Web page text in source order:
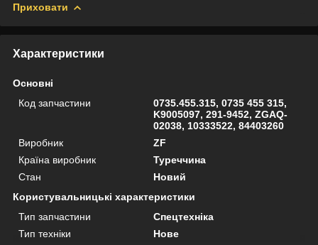
Приховати
Характеристики
Основні
Код запчастини
0735.455.315, 0735 455 315,
K9005097, 291-9452, ZGAQ-
02038, 10333522, 84403260
Виробник
ZF
Країна виробник
Туреччина
Стан
Новий
Користувальницькі характеристики
Тип запчастини
Спецтехніка
Тип техніки
Нове